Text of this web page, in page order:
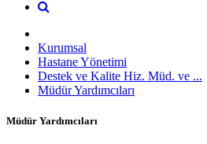
Kurumsal
Hastane Yönetimi
Destek ve Kalite Hiz. Müd. ve ...
Müdür Yardımcıları
Müdür Yardımcıları